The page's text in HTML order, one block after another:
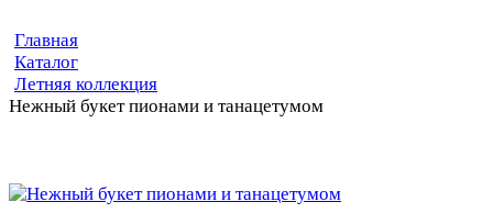
Главная
Каталог
Летняя коллекция
Нежный букет пионами и танацетумом